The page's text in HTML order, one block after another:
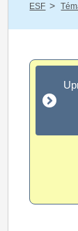
ESF /